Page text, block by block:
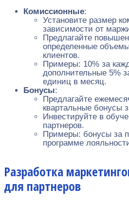
Комиссионные:
Установите размер
зависимости от
Предлагайте
определенные
клиентов.
Примеры: 10% за
дополнительные 5%
единиц в месяц.
Бонусы:
Предлагайте
квартальные бонусы
Инвестируйте в
партнеров.
Примеры: бонусы за
программе
Разработка
для партнеров